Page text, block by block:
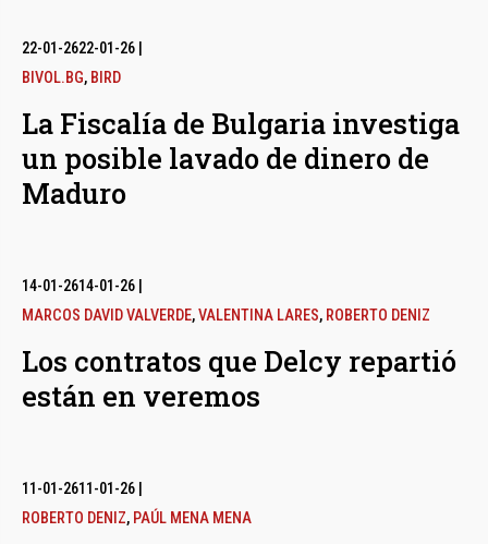
22-01-2622-01-26
BIVOL.BG, BIRD
La Fiscalía de Bulgaria investiga
un posible lavado de dinero de
Maduro
14-01-2614-01-26
MARCOS DAVID VALVERDE,VALENTINA LARES, ROBERTO DENIZ
Los contratos que Delcy repartió
están en veremos
11-01-2611-01-26
ROBERTO DENIZ, PAÚL MENA MENA